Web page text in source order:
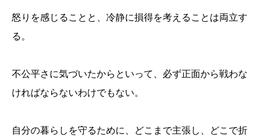
怒りを感じることと、冷静に損得を考えることは両立す
る。
不公平さに気づいたからといって、必ず正面から戦わな
ければならないわけでもない。
自分の暮らしを守るために、どこまで主張し、どこで折